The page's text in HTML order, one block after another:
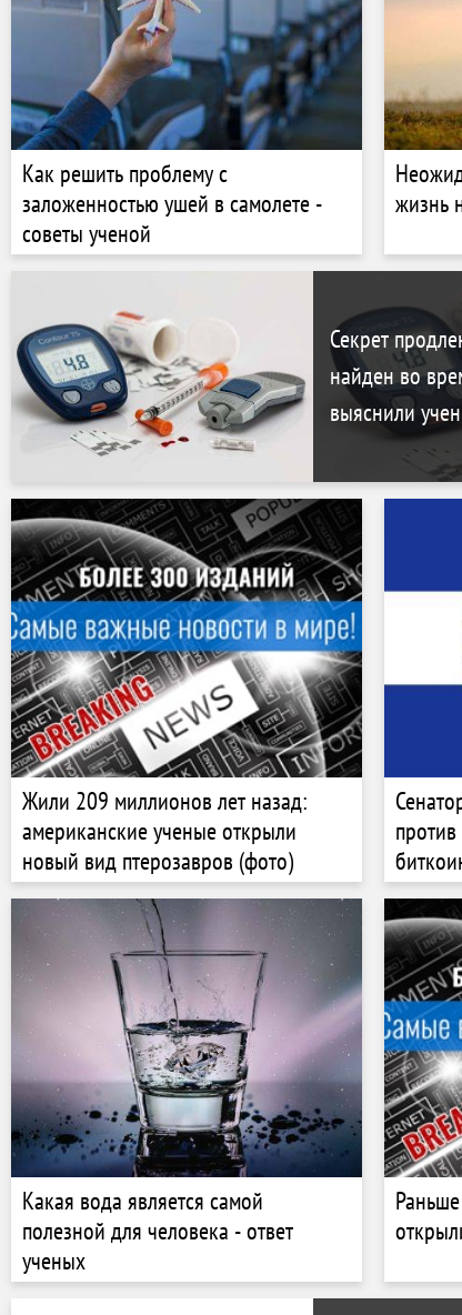
Как решить проблему с
заложенностью ушей в самолете -
советы ученой
жизнь
Секрет
найден во
выяснили
Жили 209 миллионов лет назад:
американские ученые открыли
новый вид птерозавров (фото)
Какая вода является самой
полезной для человека - ответ
ученых